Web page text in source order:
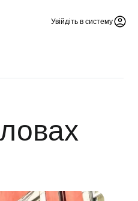
Увійдіть в систему